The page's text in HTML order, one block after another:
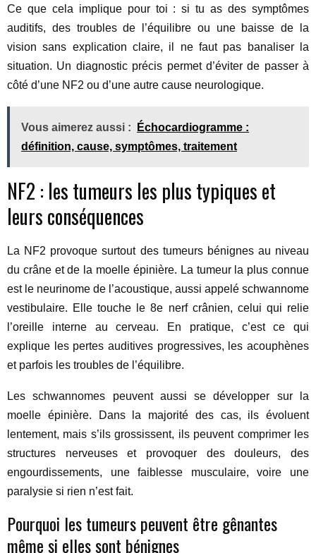
Ce que cela implique pour toi : si tu as des symptômes
auditifs, des troubles de l’équilibre ou une baisse de la
vision sans explication claire, il ne faut pas banaliser la
situation. Un diagnostic précis permet d’éviter de passer à
côté d’une NF2 ou d’une autre cause neurologique.
Vous aimerez aussi :
Échocardiogramme :
définition, cause, symptômes, traitement
NF2 : les tumeurs les plus typiques et
leurs conséquences
La NF2 provoque surtout des tumeurs bénignes au niveau
du crâne et de la moelle épinière. La tumeur la plus connue
est le neurinome de l’acoustique, aussi appelé schwannome
vestibulaire. Elle touche le 8e nerf crânien, celui qui relie
l’oreille interne au cerveau. En pratique, c’est ce qui
explique les pertes auditives progressives, les acouphènes
et parfois les troubles de l’équilibre.
Les schwannomes peuvent aussi se développer sur la
moelle épinière. Dans la majorité des cas, ils évoluent
lentement, mais s’ils grossissent, ils peuvent comprimer les
structures nerveuses et provoquer des douleurs, des
engourdissements, une faiblesse musculaire, voire une
paralysie si rien n’est fait.
Pourquoi les tumeurs peuvent être gênantes
même si elles sont bénignes